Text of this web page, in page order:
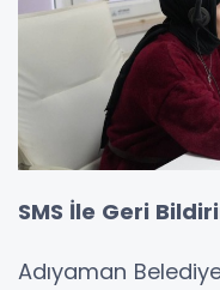
SMS İle Geri
Adıyaman